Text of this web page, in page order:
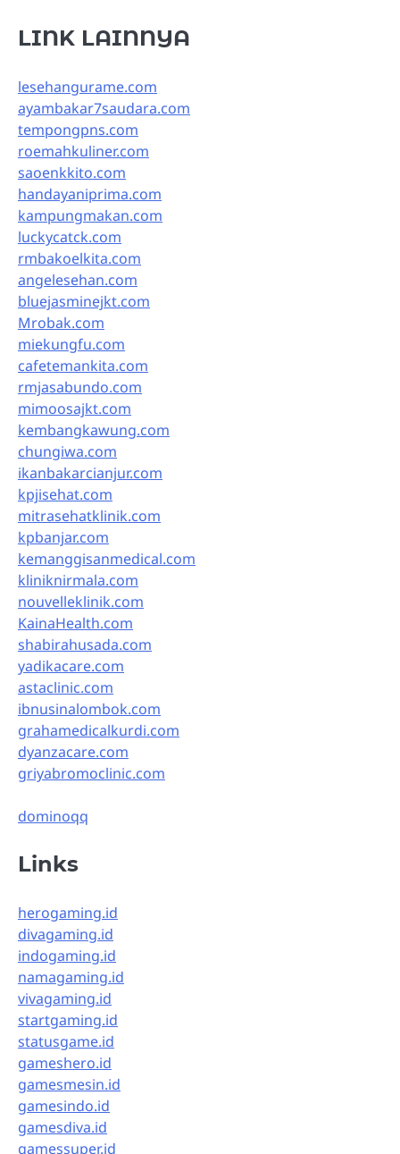
LINK LAINNYA
lesehangurame.com
ayambakar7saudara.com
tempongpns.com
roemahkuliner.com
saoenkkito.com
handayaniprima.com
kampungmakan.com
luckycatck.com
rmbakoelkita.com
angelesehan.com
bluejasminejkt.com
Mrobak.com
miekungfu.com
cafetemankita.com
rmjasabundo.com
mimoosajkt.com
kembangkawung.com
chungiwa.com
ikanbakarcianjur.com
kpjisehat.com
mitrasehatklinik.com
kpbanjar.com
kemanggisanmedical.com
kliniknirmala.com
nouvelleklinik.com
KainaHealth.com
shabirahusada.com
yadikacare.com
astaclinic.com
ibnusinalombok.com
grahamedicalkurdi.com
dyanzacare.com
griyabromoclinic.com
dominoqq
Links
herogaming.id
divagaming.id
indogaming.id
namagaming.id
vivagaming.id
startgaming.id
statusgame.id
gameshero.id
gamesmesin.id
gamesindo.id
gamesdiva.id
gamessuper.id